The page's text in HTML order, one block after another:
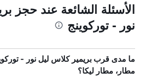
الأسئلة الشائعة عند حجز
نور - توركوينج
ما مدى قرب بريمير كلاس ليل نور -
مطار، مطار ليكا؟